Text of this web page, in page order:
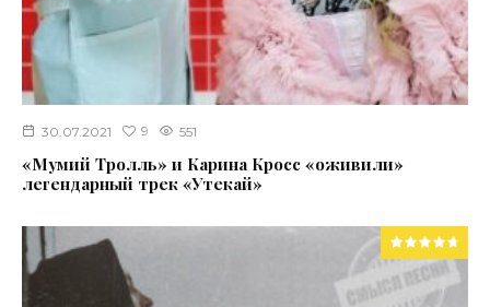
30.07.2021 9 551
«Мумий Тролль» и Карина Кросс «оживили»
легендарный трек «Утекай»